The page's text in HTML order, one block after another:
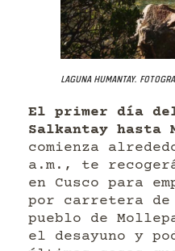
Laguna Humantay.
El primer día
Salkantay hasta
comienza
a.m., te
en Cusco para
por carretera
pueblo de
el desayuno y